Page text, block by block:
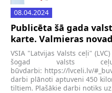
08.04.2024
Publicēta šā gada
karte. Valmieras
norisināsies četros
VSIA "Latvijas Valsts ceļi"
šogad valsts
būvdarbi: https://lvceli.lv/
darbi plānoti aptuveni 450
tiltiem. Plašākie darbi notiks